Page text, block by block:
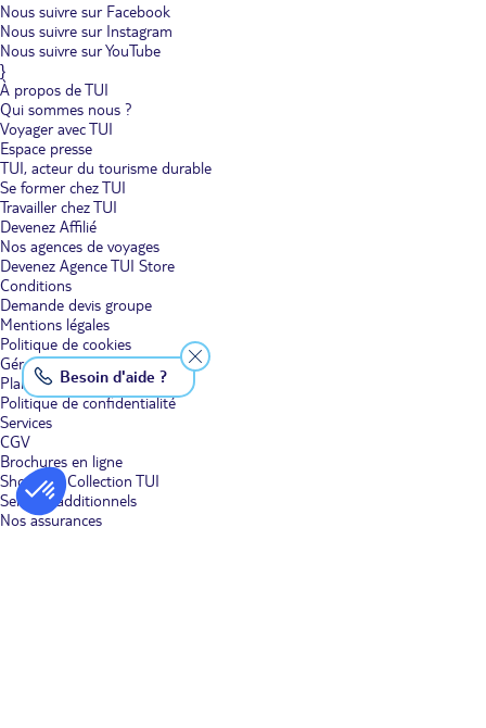
Nous suivre sur Facebook
Nous suivre sur Instagram
Nous suivre sur YouTube
}
À propos de TUI
Qui sommes nous ?
Voyager avec TUI
Espace presse
TUI, acteur du tourisme durable
Se former chez TUI
Travailler chez TUI
Devenez Affilié
Nos agences de voyages
Devenez Agence TUI Store
Conditions
Demande devis groupe
Mentions légales
Politique de cookies
Gérer mes cookies
Plan du site
Politique de confidentialité
Services
CGV
Brochures en ligne
Shopping Collection TUI
Services additionnels
Nos assurances
Besoin d'aide ?